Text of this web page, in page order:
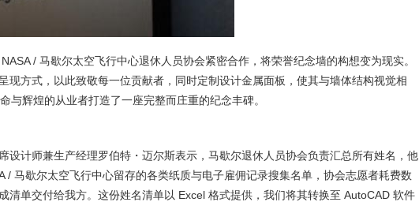
/ 马歇尔太空飞行中心退休人员协会紧密合作，将荣誉纪念墙的构想变为现实。
现方式，以此致敬每一位贡献者，同时定制设计金属面板，使其与墙体结构视觉相
与辉煌的从业者打造了一座完整而庄重的纪念丰碑。
设计师兼生产经理罗伯特・迈尔斯表示，马歇尔退休人员协会负责汇总所有姓名，他
/ 马歇尔太空飞行中心留存的各类纸质与电子雇佣记录搜集名单，协会志愿者耗费数
清单交付给我方。这份姓名清单以 Excel 格式提供，我们将其转换至 AutoCAD 软件